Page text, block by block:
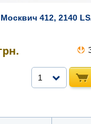
Москвич 412, 2140
1